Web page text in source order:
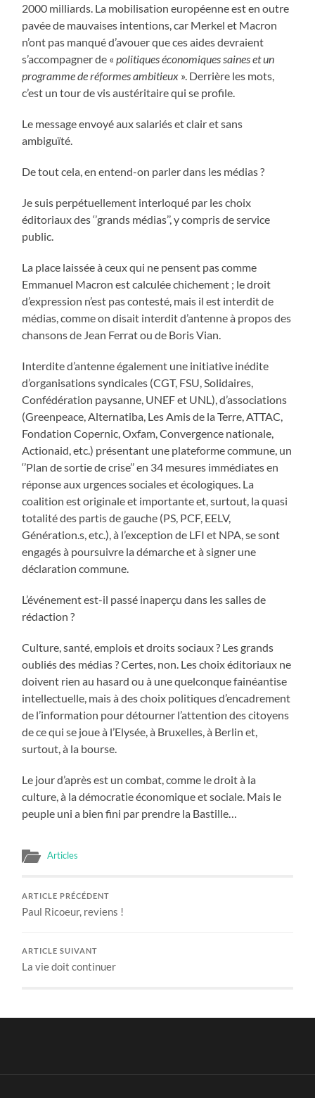
2000 milliards. La mobilisation européenne est en outre
pavée de mauvaises intentions, car Merkel et Macron
n’ont pas manqué d’avouer que ces aides devraient
s’accompagner de « politiques économiques saines et un
programme de réformes ambitieux ». Derrière les mots,
c’est un tour de vis austéritaire qui se profile.
Le message envoyé aux salariés et clair et sans
ambiguïté.
De tout cela, en entend-on parler dans les médias ?
Je suis perpétuellement interloqué par les choix
éditoriaux des ‘’grands médias’’, y compris de service
public.
La place laissée à ceux qui ne pensent pas comme
Emmanuel Macron est calculée chichement ; le droit
d’expression n’est pas contesté, mais il est interdit de
médias, comme on disait interdit d’antenne à propos des
chansons de Jean Ferrat ou de Boris Vian.
Interdite d’antenne également une initiative inédite
d’organisations syndicales (CGT, FSU, Solidaires,
Confédération paysanne, UNEF et UNL), d’associations
(Greenpeace, Alternatiba, Les Amis de la Terre, ATTAC,
Fondation Copernic, Oxfam, Convergence nationale,
Actionaid, etc.) présentant une plateforme commune, un
‘’Plan de sortie de crise’’ en 34 mesures immédiates en
réponse aux urgences sociales et écologiques. La
coalition est originale et importante et, surtout, la quasi
totalité des partis de gauche (PS, PCF, EELV,
Génération.s, etc.), à l’exception de LFI et NPA, se sont
engagés à poursuivre la démarche et à signer une
déclaration commune.
L’événement est-il passé inaperçu dans les salles de
rédaction ?
Culture, santé, emplois et droits sociaux ? Les grands
oubliés des médias ? Certes, non. Les choix éditoriaux ne
doivent rien au hasard ou à une quelconque fainéantise
intellectuelle, mais à des choix politiques d’encadrement
de l’information pour détourner l’attention des citoyens
de ce qui se joue à l’Elysée, à Bruxelles, à Berlin et,
surtout, à la bourse.
Le jour d’après est un combat, comme le droit à la
culture, à la démocratie économique et sociale. Mais le
peuple uni a bien fini par prendre la Bastille…
Articles
ARTICLE PRÉCÉDENT
Paul Ricoeur, reviens !
ARTICLE SUIVANT
La vie doit continuer